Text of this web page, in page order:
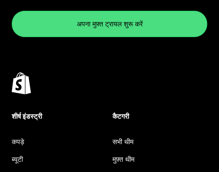
अपना मुफ़्त ट्रायल शुरू करें
शीर्ष इंडस्ट्री
कपड़े
ब्यूटी
कैटगरी
सभी थीम
मुफ़्त थीम